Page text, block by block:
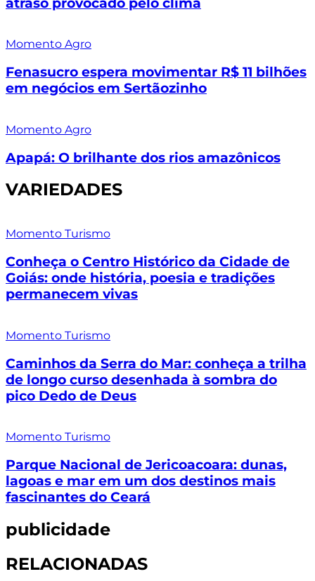
Momento Agro
Fenasucro espera movimentar R$ 11 bilhões
em negócios em Sertãozinho
Momento Agro
Apapá: O brilhante dos rios amazônicos
VARIEDADES
Momento Turismo
Conheça o Centro Histórico da Cidade de
Goiás: onde história, poesia e tradições
permanecem vivas
Momento Turismo
Caminhos da Serra do Mar: conheça a trilha
de longo curso desenhada à sombra do
pico Dedo de Deus
Momento Turismo
Parque Nacional de Jericoacoara: dunas,
lagoas e mar em um dos destinos mais
fascinantes do Ceará
publicidade
RELACIONADAS